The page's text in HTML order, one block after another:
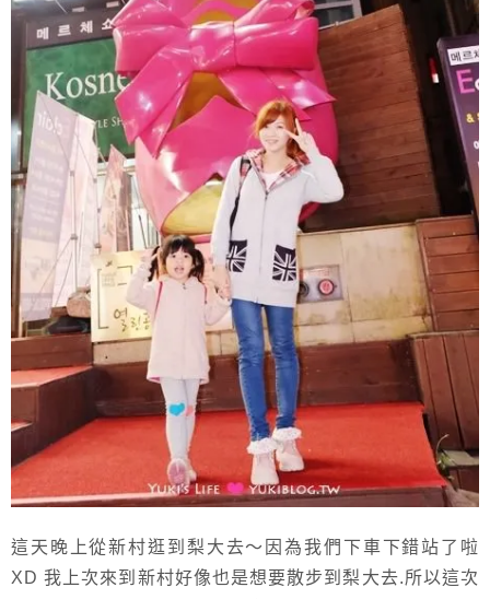
這天晚上從新村逛到梨大去～因為我們下車下錯站了啦
XD 我上次來到新村好像也是想要散步到梨大去.所以這次